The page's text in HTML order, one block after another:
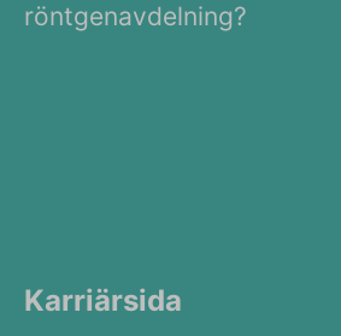
röntgenavdelning?
Karriärsida